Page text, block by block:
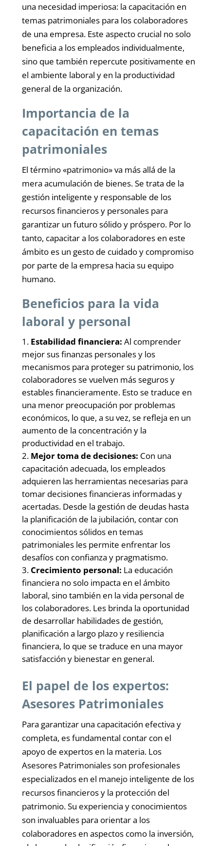
una necesidad imperiosa: la capacitación en
temas patrimoniales para los colaboradores
de una empresa. Este aspecto crucial no solo
beneficia a los empleados individualmente,
sino que también repercute positivamente en
el ambiente laboral y en la productividad
general de la organización.
Importancia de la
capacitación en temas
patrimoniales
El término «patrimonio» va más allá de la
mera acumulación de bienes. Se trata de la
gestión inteligente y responsable de los
recursos financieros y personales para
garantizar un futuro sólido y próspero. Por lo
tanto, capacitar a los colaboradores en este
ámbito es un gesto de cuidado y compromiso
por parte de la empresa hacia su equipo
humano.
Beneficios para la vida
laboral y personal
Estabilidad financiera: Al comprender
mejor sus finanzas personales y los
mecanismos para proteger su patrimonio, los
colaboradores se vuelven más seguros y
estables financieramente. Esto se traduce en
una menor preocupación por problemas
económicos, lo que, a su vez, se refleja en un
aumento de la concentración y la
productividad en el trabajo.
Mejor toma de decisiones: Con una
capacitación adecuada, los empleados
adquieren las herramientas necesarias para
tomar decisiones financieras informadas y
acertadas. Desde la gestión de deudas hasta
la planificación de la jubilación, contar con
conocimientos sólidos en temas
patrimoniales les permite enfrentar los
desafíos con confianza y pragmatismo.
Crecimiento personal: La educación
financiera no solo impacta en el ámbito
laboral, sino también en la vida personal de
los colaboradores. Les brinda la oportunidad
de desarrollar habilidades de gestión,
planificación a largo plazo y resiliencia
financiera, lo que se traduce en una mayor
satisfacción y bienestar en general.
El papel de los expertos:
Asesores Patrimoniales
Para garantizar una capacitación efectiva y
completa, es fundamental contar con el
apoyo de expertos en la materia. Los
Asesores Patrimoniales son profesionales
especializados en el manejo inteligente de los
recursos financieros y la protección del
patrimonio. Su experiencia y conocimientos
son invaluables para orientar a los
colaboradores en aspectos como la inversión,